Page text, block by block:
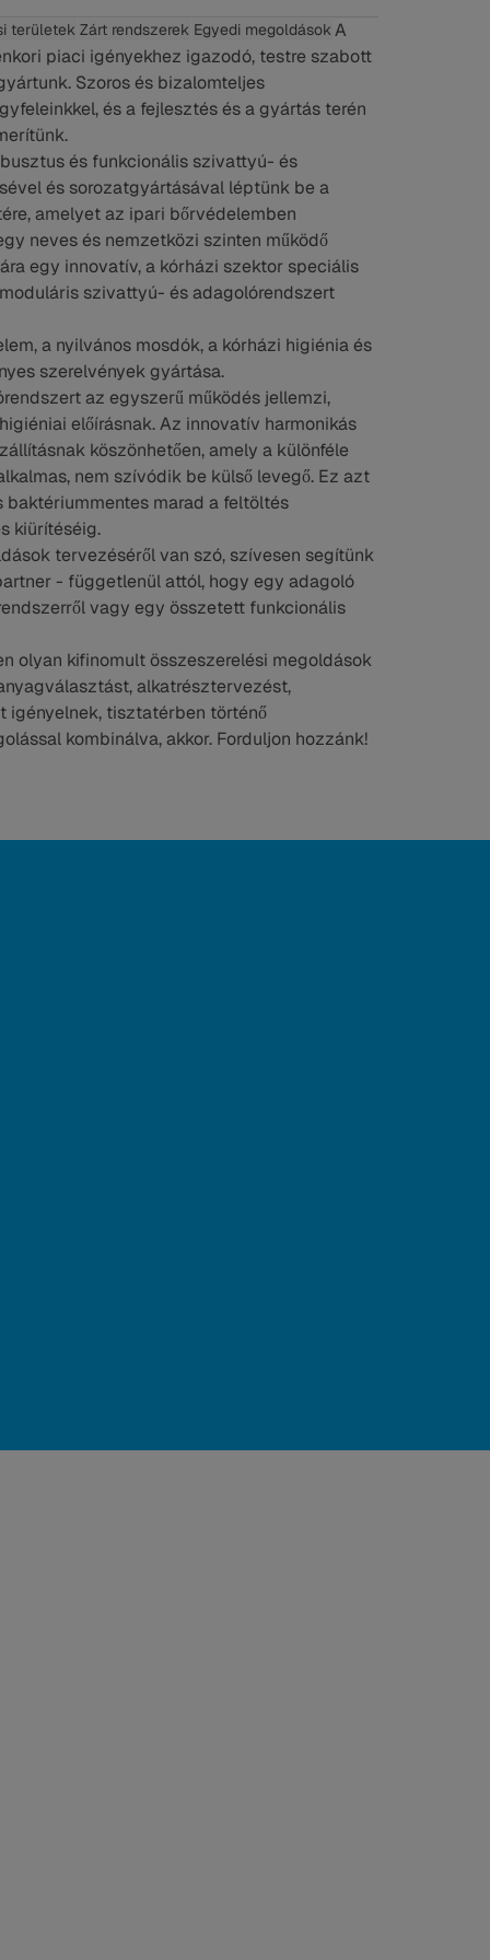
területek Zárt rendszerek Egyedi megoldások A
piaci igényekhez igazodó, testre szabott
Szoros és bizalomteljes
és a fejlesztés és a gyártás terén
és funkcionális szivattyú- és
és sorozatgyártásával léptünk be a
amelyet az ipari bőrvédelemben
neves és nemzetközi szinten működő
egy innovatív, a kórházi szektor speciális
szivattyú- és adagolórendszert
a nyilvános mosdók, a kórházi higiénia és
szerelvények gyártása.
az egyszerű működés jellemzi,
előírásnak. Az innovatív harmonikás
köszönhetően, amely a különféle
nem szívódik be külső levegő. Ez azt
marad a feltöltés
kiürítéséig.
tervezéséről van szó, szívesen segítünk
- függetlenül attól, hogy egy adagoló
vagy egy összetett funkcionális
olyan kifinomult összeszerelési megoldások
alkatrésztervezést,
igényelnek, tisztatérben történő
kombinálva, akkor. Forduljon hozzánk!